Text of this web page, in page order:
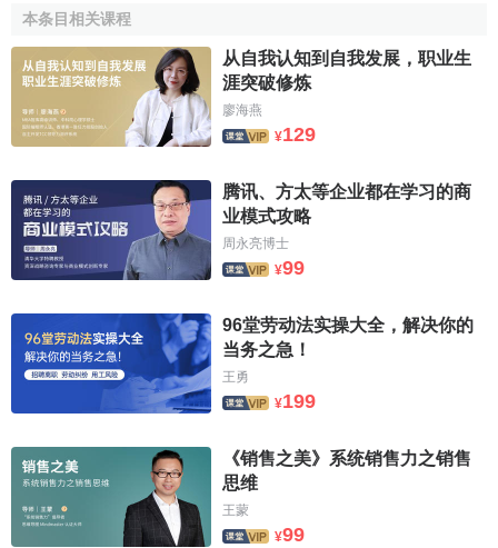
本条目相关课程
从自我认知到自我发展，职业生
涯突破修炼
廖海燕
¥129
腾讯、方太等企业都在学习的商
业模式攻略
周永亮博士
¥99
96堂劳动法实操大全，解决你的
当务之急！
王勇
¥199
《销售之美》系统销售力之销售
思维
王蒙
¥99